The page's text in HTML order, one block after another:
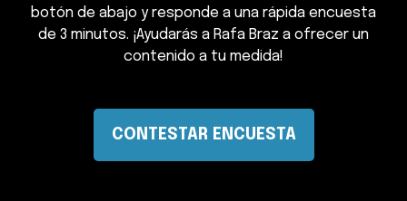
botón de abajo y responde a una rápida encuesta
de 3 minutos. ¡Ayudarás a Rafa Braz a ofrecer un
contenido a tu medida!
CONTESTAR ENCUESTA